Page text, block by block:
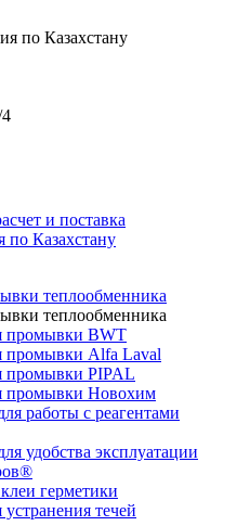
по Казахстану
теплообменника
теплообменника
промывки BWT
промывки Alfa Laval
промывки PIPAL
промывки Новохим
работы с реагентами
удобства эксплуатации
герметики
течей